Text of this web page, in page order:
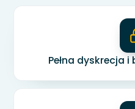
Pełna dyskrecja